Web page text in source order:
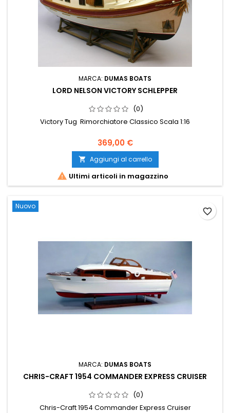
MARCA: DUMAS BOATS
LORD NELSON VICTORY SCHLEPPER
(0)
Victory Tug Rimorchiatore Classico Scala 1:16
369,00 €
 Aggiungi al carrello
 Ultimi articoli in magazzino
Nuovo
MARCA: DUMAS BOATS
CHRIS-CRAFT 1954 COMMANDER EXPRESS CRUISER
(0)
Chris-Craft 1954 Commander Express Cruiser
favorite_border